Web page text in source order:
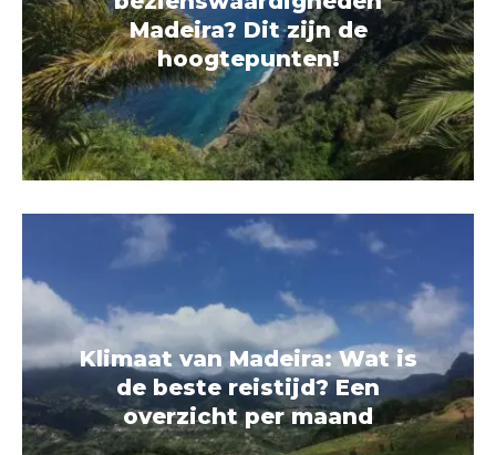
Madeira? Dit zijn de
hoogtepunten!
Klimaat van Madeira: Wat is
de beste reistijd? Een
overzicht per maand